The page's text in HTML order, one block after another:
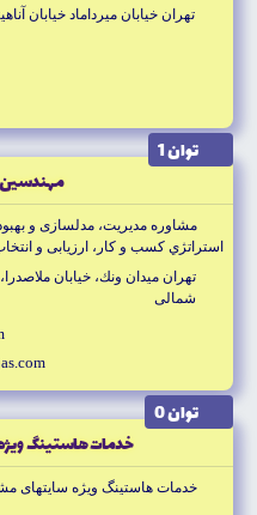
تهران خيابان ميرداماد خيابان
توان 1
مشاوره مديريت، مدلسازى و
سيستمهاى نرم افزارى
شمالى
توان 0
خدمات هاستينگ
خدمات هاستينگ ويژه سايتهاى